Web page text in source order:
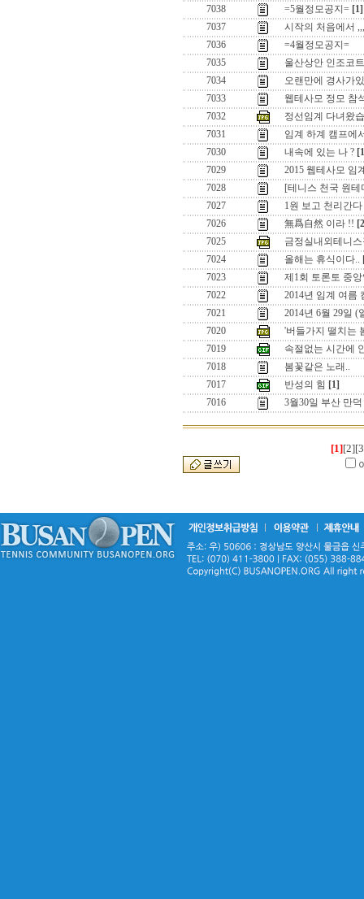
7038
=5월정모공지= [1]
7037
시작의 처음에서 ,,,
7036
=4월정모공지=
7035
울산상안 인조코
7034
오랜만에 경사가
7033
웹테사모 정모 참
7032
정선임계 다녀왔
7031
임계 하계 캠프에
7030
내속에 있는 나 ?
7029
2015 웹테사모 임
7028
[테니스 천국 원
7027
1원 보고 천리간
7026
無爲自然 이라 !!
7025
금정실내외테니
7024
올해는 휴식이다..
7023
제1회 토론토 중
7022
2014년 임계 여름
7021
2014년 6월 29일
7020
'버들가지 떨치는
7019
속절없는 시간에
7018
봄꽃같은 노래..
7017
반성의 힘 [1]
7016
3월30일 부산 만
[1][2]